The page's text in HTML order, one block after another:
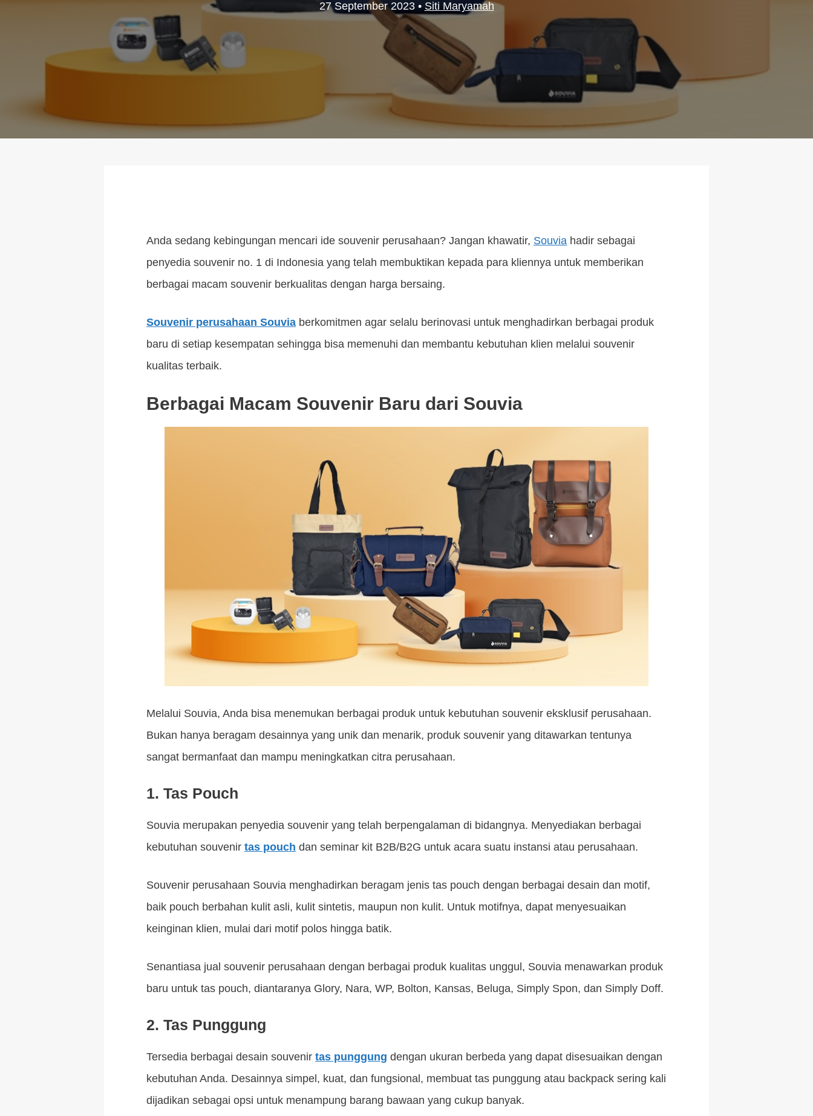
27 September 2023• Siti Maryamah
Anda sedang kebingungan mencari ide souvenir perusahaan? Jangan khawatir, Souvia hadir sebagai
penyedia souvenir no. 1 di Indonesia yang telah membuktikan kepada para kliennya untuk memberikan
berbagai macam souvenir berkualitas dengan harga bersaing.
Souvenir perusahaan Souvia berkomitmen agar selalu berinovasi untuk menghadirkan berbagai produk
baru di setiap kesempatan sehingga bisa memenuhi dan membantu kebutuhan klien melalui souvenir
kualitas terbaik.
Berbagai Macam Souvenir Baru dari Souvia
Melalui Souvia, Anda bisa menemukan berbagai produk untuk kebutuhan souvenir eksklusif perusahaan.
Bukan hanya beragam desainnya yang unik dan menarik, produk souvenir yang ditawarkan tentunya
sangat bermanfaat dan mampu meningkatkan citra perusahaan.
1. Tas Pouch
Souvia merupakan penyedia souvenir yang telah berpengalaman di bidangnya. Menyediakan berbagai
kebutuhan souvenir tas pouch dan seminar kit B2B/B2G untuk acara suatu instansi atau perusahaan.
Souvenir perusahaan Souvia menghadirkan beragam jenis tas pouch dengan berbagai desain dan motif,
baik pouch berbahan kulit asli, kulit sintetis, maupun non kulit. Untuk motifnya, dapat menyesuaikan
keinginan klien, mulai dari motif polos hingga batik.
Senantiasa jual souvenir perusahaan dengan berbagai produk kualitas unggul, Souvia menawarkan produk
baru untuk tas pouch, diantaranya Glory, Nara, WP, Bolton, Kansas, Beluga, Simply Spon, dan Simply Doff.
2. Tas Punggung
Tersedia berbagai desain souvenir tas punggung dengan ukuran berbeda yang dapat disesuaikan dengan
kebutuhan Anda. Desainnya simpel, kuat, dan fungsional, membuat tas punggung atau backpack sering kali
dijadikan sebagai opsi untuk menampung barang bawaan yang cukup banyak.